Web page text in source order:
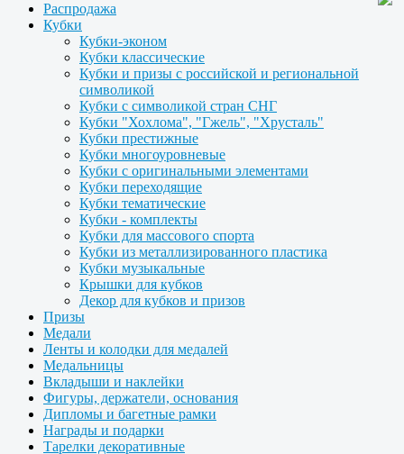
Распродажа
Кубки
Кубки-эконом
Кубки классические
Кубки и призы с российской и региональной
символикой
Кубки с символикой стран СНГ
Кубки "Хохлома", "Гжель", "Хрусталь"
Кубки престижные
Кубки многоуровневые
Кубки с оригинальными элементами
Кубки переходящие
Кубки тематические
Кубки - комплекты
Кубки для массового спорта
Кубки из металлизированного пластика
Кубки музыкальные
Крышки для кубков
Декор для кубков и призов
Призы
Медали
Ленты и колодки для медалей
Медальницы
Вкладыши и наклейки
Фигуры, держатели, основания
Дипломы и багетные рамки
Награды и подарки
Тарелки декоративные